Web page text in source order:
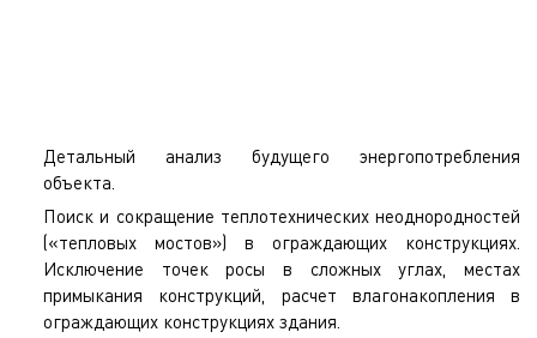
Детальный анализ будущего энергопотребления
объекта.
Поиск и сокращение теплотехнических неоднородностей
(«тепловых мостов») в ограждающих конструкциях.
Исключение точек росы в сложных углах, местах
примыкания конструкций, расчет влагонакопления в
ограждающих конструкциях здания.